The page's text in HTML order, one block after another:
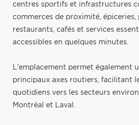
centres sportifs et infrastructures
commerces de proximité, épiceries,
restaurants, cafés et services
accessibles en quelques minutes.
L'emplacement permet également
principaux axes routiers, facilitant
quotidiens vers les secteurs
Montréal et Laval.